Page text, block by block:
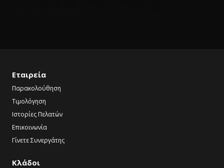
Εταιρεία
Παρακολούθηση
Τιμολόγηση
Ιστορίες Πελατών
Επικοινωνία
Γίνετε Συνεργάτης
Κλάδοι